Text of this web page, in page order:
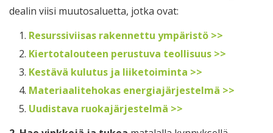
dealin viisi muutosaluetta, jotka ovat:
Resurssiviisas rakennettu ympäristö >>
Kiertotalouteen perustuva teollisuus >>
Kestävä kulutus ja liiketoiminta >>
Materiaalitehokas energiajärjestelmä >>
Uudistava ruokajärjestelmä >>